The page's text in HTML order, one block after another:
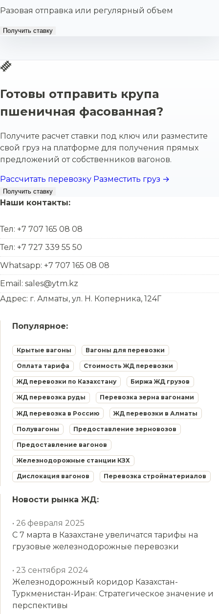
Разовая отправка или регулярный объем
Получить ставку
Готовы отправить крупа
пшеничная фасованная?
Получите расчет ставки под ключ или разместите
свой груз на платформе для получения прямых
предложений от собственников вагонов.
Рассчитать перевозку Разместить груз →
Получить ставку
Наши контакты:
Тел: +7 707 165 08 08
Тел: +7 727 339 55 50
Whatsapp: +7 707 165 08 08
Email: sales@ytm.kz
Адрес: г. Алматы, ул. Н. Коперника, 124Г
Популярное:
Крытые вагоны Вагоны для перевозки
Оплата тарифа Стоимость ЖД перевозки
ЖД перевозки по Казахстану Биржа ЖД грузов
ЖД перевозка руды Перевозка зерна вагонами
ЖД перевозка в Россию ЖД перевозки в Алматы
Полувагоны Предоставление зерновозов
Предоставление вагонов
Железнодорожные станции КЗХ
Дислокация вагонов Перевозка стройматериалов
Новости рынка ЖД:
• 26 февраля 2025
С 7 марта в Казахстане увеличатся тарифы на
грузовые железнодорожные перевозки
• 23 сентября 2024
Железнодорожный коридор Казахстан-
Туркменистан-Иран: Стратегическое значение и
перспективы